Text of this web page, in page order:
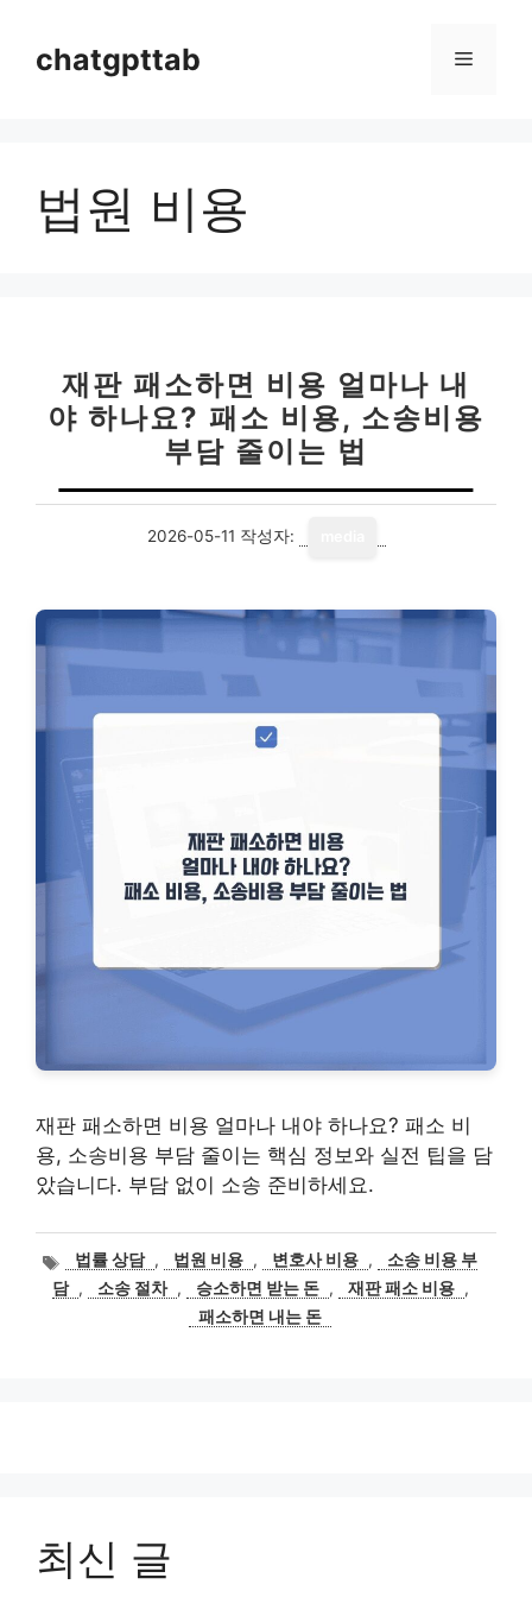
chatgpttab 메
법원 비용
재판 패소하면 비용 얼마나 내
야 하나요? 패소 비용, 소송비용
부담 줄이는 법
2026-05-11 작성자:
재판 패소하면 비용 얼마나 내야 하나요? 패소 비
용, 소송비용 부담 줄이는 핵심 정보와 실전 팁을 담
았습니다. 부담 없이 소송 준비하세요.
태
그
법률 상담 , 법원 비용 , 변호사 비용 ,
소송 비용 부
담 , 소송 절차 , 승소하면 받는 돈 , 재판 패소 비용 ,
패소하면 내는 돈
최신 글